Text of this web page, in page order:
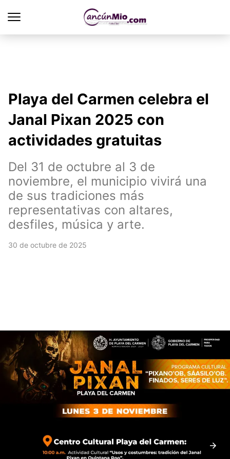
Playa del Carmen celebra el
Janal Pixan 2025 con
actividades gratuitas
Del 31 de octubre al 3 de
noviembre, el municipio vivirá una
de sus tradiciones más
representativas con altares,
desfiles, música y arte.
30 de octubre de 2025